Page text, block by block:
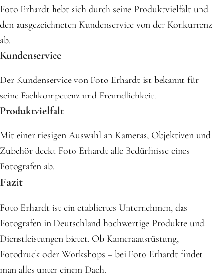
Foto Erhardt hebt sich durch seine Produktvielfalt und
den ausgezeichneten Kundenservice von der Konkurrenz
ab.
Kundenservice
Der Kundenservice von Foto Erhardt ist bekannt für
seine Fachkompetenz und Freundlichkeit.
Produktvielfalt
Mit einer riesigen Auswahl an Kameras, Objektiven und
Zubehör deckt Foto Erhardt alle Bedürfnisse eines
Fotografen ab.
Fazit
Foto Erhardt ist ein etabliertes Unternehmen, das
Fotografen in Deutschland hochwertige Produkte und
Dienstleistungen bietet. Ob Kameraausrüstung,
Fotodruck oder Workshops – bei Foto Erhardt findet
man alles unter einem Dach.